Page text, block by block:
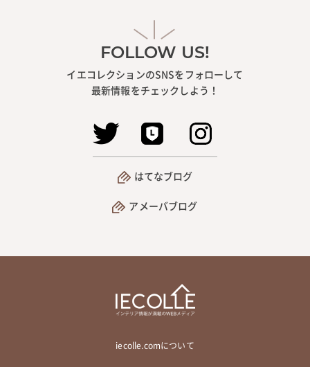
FOLLOW US!
イエコレクションのSNSをフォローして
最新情報をチェックしよう！
はてなブログ
アメーバブログ
iecolle.comについて